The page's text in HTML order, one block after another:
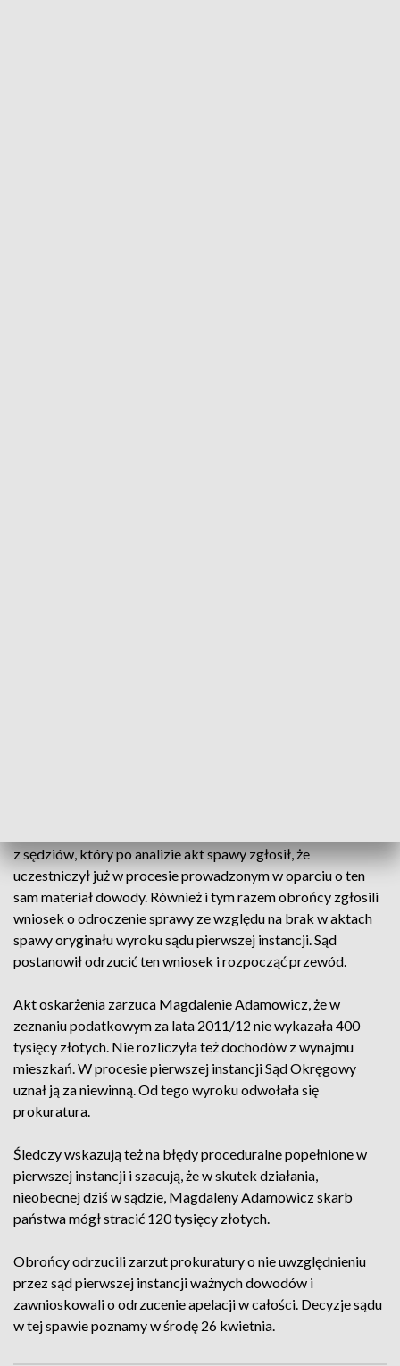
z sędziów, który po analizie akt spawy zgłosił, że
uczestniczył już w procesie prowadzonym w oparciu o ten
sam materiał dowody. Również i tym razem obrońcy zgłosili
wniosek o odroczenie sprawy ze względu na brak w aktach
spawy oryginału wyroku sądu pierwszej instancji. Sąd
postanowił odrzucić ten wniosek i rozpocząć przewód.
Akt oskarżenia zarzuca Magdalenie Adamowicz, że w
zeznaniu podatkowym za lata 2011/12 nie wykazała 400
tysięcy złotych. Nie rozliczyła też dochodów z wynajmu
mieszkań. W procesie pierwszej instancji Sąd Okręgowy
uznał ją za niewinną. Od tego wyroku odwołała się
prokuratura.
Śledczy wskazują też na błędy proceduralne popełnione w
pierwszej instancji i szacują, że w skutek działania,
nieobecnej dziś w sądzie, Magdaleny Adamowicz skarb
państwa mógł stracić 120 tysięcy złotych.
Obrońcy odrzucili zarzut prokuratury o nie uwzględnieniu
przez sąd pierwszej instancji ważnych dowodów i
zawnioskowali o odrzucenie apelacji w całości. Decyzje sądu
w tej spawie poznamy w środę 26 kwietnia.